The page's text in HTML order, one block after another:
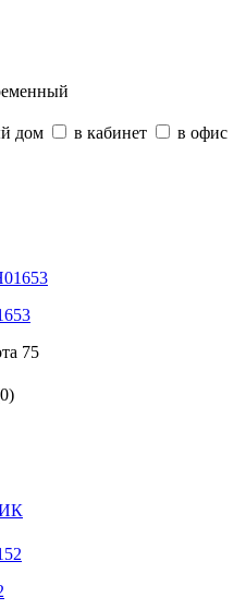
дом в кабинет
в офис
75